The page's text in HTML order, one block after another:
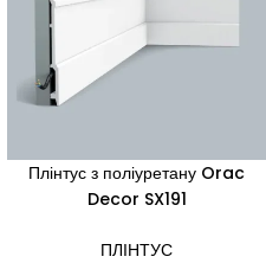
Плінтус з поліуретану Orac
Decor SX191
ПЛІНТУС